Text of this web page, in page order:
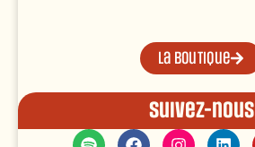
La boutique
Suivez-nous